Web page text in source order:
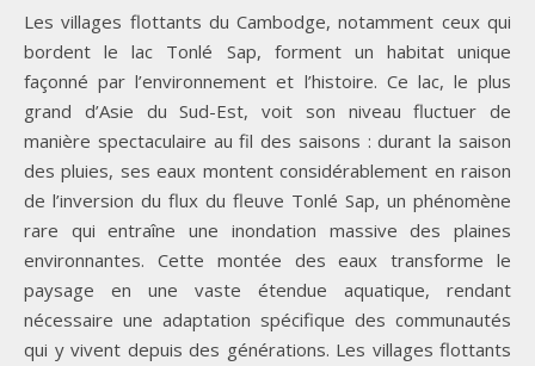
Les villages flottants du Cambodge, notamment ceux qui
bordent le lac Tonlé Sap, forment un habitat unique
façonné par l’environnement et l’histoire. Ce lac, le plus
grand d’Asie du Sud-Est, voit son niveau fluctuer de
manière spectaculaire au fil des saisons : durant la saison
des pluies, ses eaux montent considérablement en raison
de l’inversion du flux du fleuve Tonlé Sap, un phénomène
rare qui entraîne une inondation massive des plaines
environnantes. Cette montée des eaux transforme le
paysage en une vaste étendue aquatique, rendant
nécessaire une adaptation spécifique des communautés
qui y vivent depuis des générations. Les villages flottants